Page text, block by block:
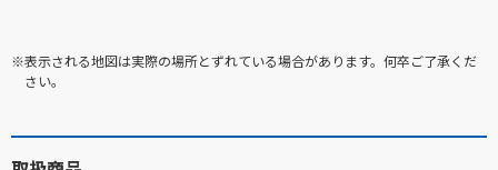
※表示される地図は実際の場所とずれている場合があります。何卒ご了承くだ
さい。